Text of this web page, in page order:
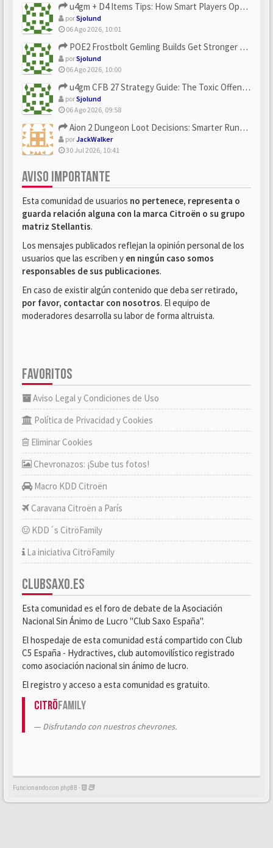
u4gm + D4 Items Tips: How Smart Players Optimize Gear, Build...
porSjolund
06 Ago 2026, 10:01
POE2 Frostbolt Gemling Builds Get Stronger With u4gm’s Ice C...
porSjolund
06 Ago 2026, 10:00
u4gm CFB 27 Strategy Guide: The Toxic Offensive Scheme Your ...
porSjolund
06 Ago 2026, 09:58
Aion 2 Dungeon Loot Decisions: Smarter Runs With U4N
porJackWalker
30 Jul 2026, 10:41
AVISO IMPORTANTE
Esta comunidad de usuarios no pertenece, representa o
guarda relación alguna con la marca Citroën o su grupo
matriz Stellantis.
Los mensajes publicados reflejan la opinión personal de los
usuarios que las escriben y en ningún caso somos
responsables de sus publicaciones.
En caso de existir algún contenido que deba ser retirado,
por favor, contactar con nosotros. El equipo de
moderadores desarrolla su labor de forma altruista.
FAVORITOS
Aviso Legal y Condiciones de Uso
Política de Privacidad y Cookies
Eliminar Cookies
Chevronazos: ¡Sube tus fotos!
Macro KDD Citroën
Caravana Citroën a París
KDD´s CitröFamily
La iniciativa CitröFamily
CLUBSAXO.ES
Esta comunidad es el foro de debate de la Asociación
Nacional Sin Ánimo de Lucro "Club Saxo España".
El hospedaje de esta comunidad está compartido con Club
C5 España - Hydractives, club automovilístico registrado
como asociación nacional sin ánimo de lucro.
El registro y acceso a esta comunidad es gratuito.
CitröFamily
Disfrutando con nuestros chevrones.
Funcionando con phpBB -